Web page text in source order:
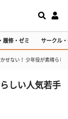
履修・ゼミ サークル
せない！ 少年役が素晴らし
しい人気若手